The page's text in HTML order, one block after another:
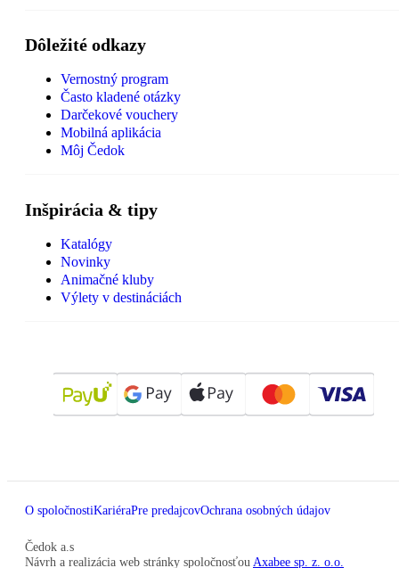
Dôležité odkazy
Vernostný program
Často kladené otázky
Darčekové vouchery
Mobilná aplikácia
Môj Čedok
Inšpirácia & tipy
Katalógy
Novinky
Animačné kluby
Výlety v destináciách
O spoločnostiKariéraPre predajcovOchrana osobných údajov
Čedok a.s
Návrh a realizácia web stránky spoločnosťou Axabee sp. z. o.o.